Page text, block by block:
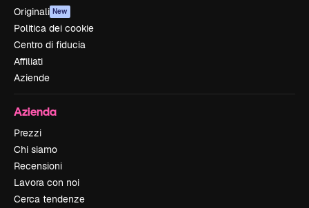
Originali New
Politica dei cookie
Centro di fiducia
Affiliati
Aziende
Azienda
Prezzi
Chi siamo
Recensioni
Lavora con noi
Cerca tendenze